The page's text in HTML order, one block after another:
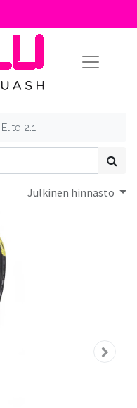
2.1
Julkinen hinnasto